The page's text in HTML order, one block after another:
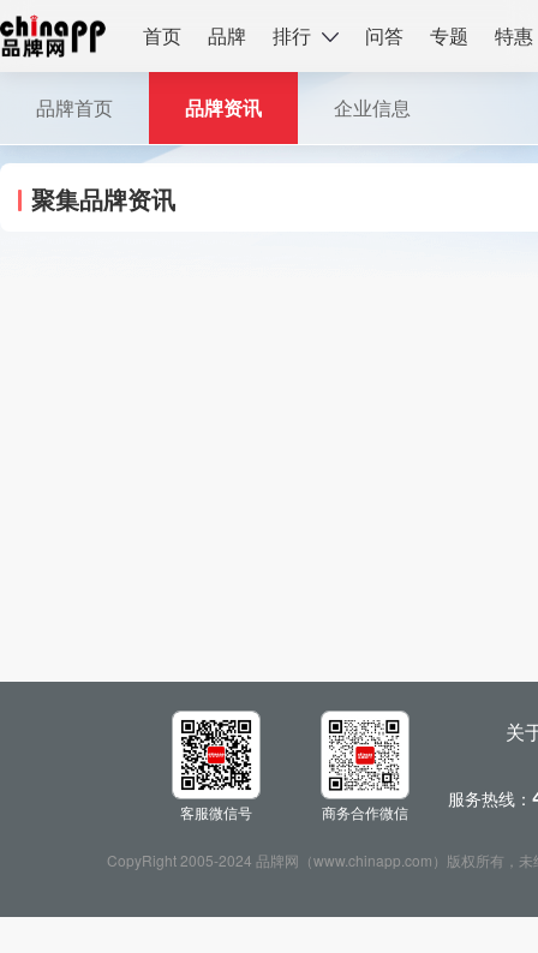
首页 品牌 排行 问答 专题 特惠
品牌首页 品牌资讯 企业信息
聚集品牌资讯
客服微信号 商务合作微信
关
服务热线：
CopyRight 2005-2024 品牌网（www.chinapp.com）版权所有，